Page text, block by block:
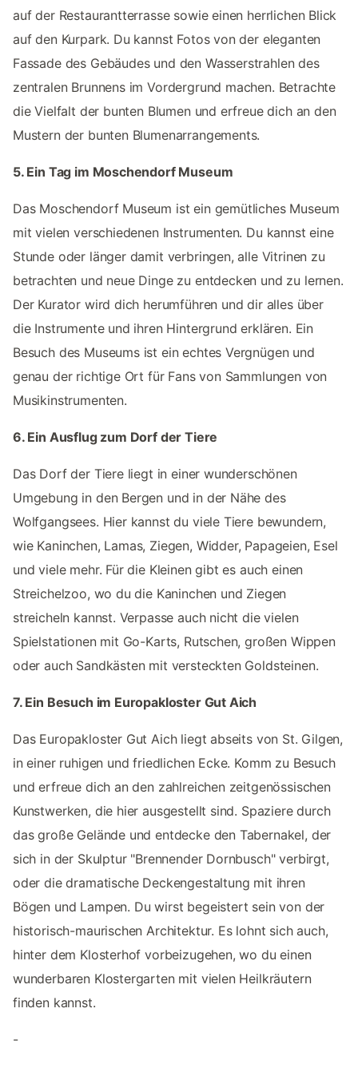
auf der Restaurantterrasse sowie einen herrlichen Blick
auf den Kurpark. Du kannst Fotos von der eleganten
Fassade des Gebäudes und den Wasserstrahlen des
zentralen Brunnens im Vordergrund machen. Betrachte
die Vielfalt der bunten Blumen und erfreue dich an den
Mustern der bunten Blumenarrangements.
5. Ein Tag im Moschendorf Museum
Das Moschendorf Museum ist ein gemütliches Museum
mit vielen verschiedenen Instrumenten. Du kannst eine
Stunde oder länger damit verbringen, alle Vitrinen zu
betrachten und neue Dinge zu entdecken und zu lernen.
Der Kurator wird dich herumführen und dir alles über
die Instrumente und ihren Hintergrund erklären. Ein
Besuch des Museums ist ein echtes Vergnügen und
genau der richtige Ort für Fans von Sammlungen von
Musikinstrumenten.
6. Ein Ausflug zum Dorf der Tiere
Das Dorf der Tiere liegt in einer wunderschönen
Umgebung in den Bergen und in der Nähe des
Wolfgangsees. Hier kannst du viele Tiere bewundern,
wie Kaninchen, Lamas, Ziegen, Widder, Papageien, Esel
und viele mehr. Für die Kleinen gibt es auch einen
Streichelzoo, wo du die Kaninchen und Ziegen
streicheln kannst. Verpasse auch nicht die vielen
Spielstationen mit Go-Karts, Rutschen, großen Wippen
oder auch Sandkästen mit versteckten Goldsteinen.
7. Ein Besuch im Europakloster Gut Aich
Das Europakloster Gut Aich liegt abseits von St. Gilgen,
in einer ruhigen und friedlichen Ecke. Komm zu Besuch
und erfreue dich an den zahlreichen zeitgenössischen
Kunstwerken, die hier ausgestellt sind. Spaziere durch
das große Gelände und entdecke den Tabernakel, der
sich in der Skulptur "Brennender Dornbusch" verbirgt,
oder die dramatische Deckengestaltung mit ihren
Bögen und Lampen. Du wirst begeistert sein von der
historisch-maurischen Architektur. Es lohnt sich auch,
hinter dem Klosterhof vorbeizugehen, wo du einen
wunderbaren Klostergarten mit vielen Heilkräutern
finden kannst.
-